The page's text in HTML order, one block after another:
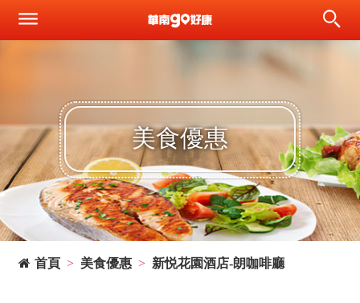
美食優惠
首頁 美食優惠 新悦花園酒店-朗咖啡廳